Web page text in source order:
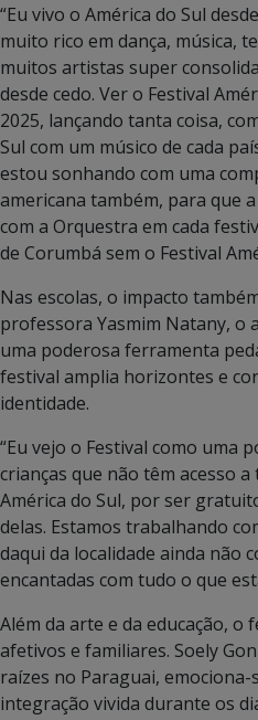
“Eu vivo o América do Sul
muito rico em dança, música,
muitos artistas super
desde cedo. Ver o Festival
2025, lançando tanta coisa,
Sul com um músico de cada
estou sonhando com uma
americana também, para que
com a Orquestra em cada
de Corumbá sem o Festival
Nas escolas, o impacto
professora Yasmim Natany, o
uma poderosa ferramenta
festival amplia horizontes e
identidade.
“Eu vejo o Festival como uma
crianças que não têm acesso
América do Sul, por ser
delas. Estamos trabalhando
daqui da localidade ainda não
encantadas com tudo o que
Além da arte e da educação,
afetivos e familiares. Soely
raízes no Paraguai,
integração vivida durante os